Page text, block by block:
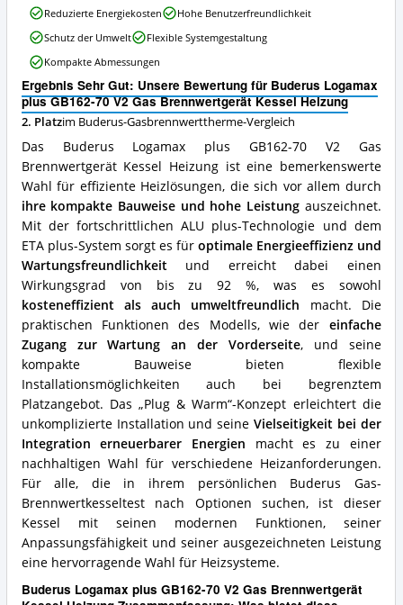
Wo
ist
diese
Buderus-
Gasbrennwerttherme
erhältlich?
Ergebnis Sehr Gut: Unsere Bewertung für Buderus Logamax
plus GB162-70 V2 Gas Brennwertgerät Kessel Heizung
2. Platzim Buderus-Gasbrennwerttherme-Vergleich
Das Buderus Logamax plus GB162-70 V2 Gas
Brennwertgerät Kessel Heizung ist eine bemerkenswerte
Wahl für effiziente Heizlösungen, die sich vor allem durch
ihre kompakte Bauweise und hohe Leistung auszeichnet.
Mit der fortschrittlichen ALU plus-Technologie und dem
ETA plus-System sorgt es für optimale Energieeffizienz und
Wartungsfreundlichkeitund erreicht dabei einen
Wirkungsgrad von bis zu 92 %, was es sowohl
kosteneffizient als auch umweltfreundlich macht. Die
praktischen Funktionen des Modells, wie der einfache
Zugang zur Wartung an der Vorderseite, und seine
kompakte Bauweise bieten flexible
Installationsmöglichkeiten auch bei begrenztem
Platzangebot. Das „Plug & Warm“-Konzept erleichtert die
unkomplizierte Installation und seineVielseitigkeit bei der
Integration erneuerbarer Energien macht es zu einer
nachhaltigen Wahl für verschiedene Heizanforderungen.
Für alle, die in ihrem persönlichen Buderus Gas-
Brennwertkesseltest nach Optionen suchen, ist dieser
Kessel mit seinen modernen Funktionen, seiner
Anpassungsfähigkeit und seiner ausgezeichneten Leistung
eine hervorragende Wahl für Heizsysteme.
Buderus Logamax plus GB162-70 V2 Gas Brennwertgerät
Buderus
Logamax
plus
GB162-
70
V2
Gas
Brennwertgerät
Kessel
Heizung
Vorteile:
Was
spricht
für
diese
Buderus-
Gasbrennwerttherme?
Reduzierte Energiekosten
Hohe Benutzerfreundlichkeit
Schutz der Umwelt
Flexible Systemgestaltung
Kompakte Abmessungen